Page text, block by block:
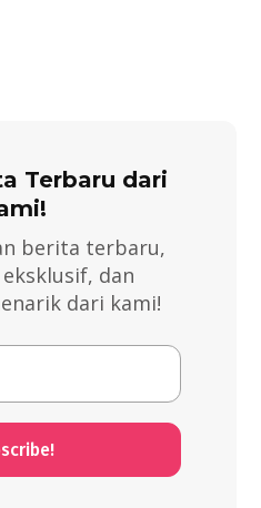
Terbaru dari
berita terbaru,
dan
dari kami!